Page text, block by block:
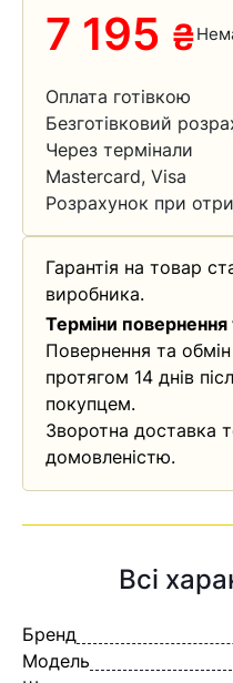
7 195 ₴
Оплата готівкою
Безготівковий
Через термінали
Mastercard, Visa
Розрахунок при
Гарантія на товар
виробника.
Терміни повернення
Повернення та
протягом 14 днів
покупцем.
Зворотна доставка
домовленістю.
Всі
Бренд
Модель